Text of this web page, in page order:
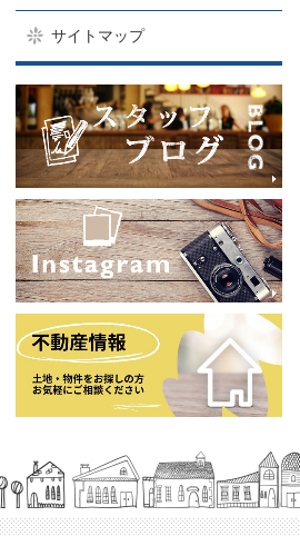
サイトマップ